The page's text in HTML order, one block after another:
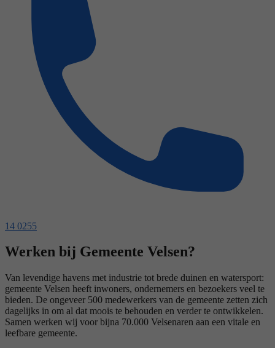
14 0255
Werken bij Gemeente Velsen?
Van levendige havens met industrie tot brede duinen en watersport:
gemeente Velsen heeft inwoners, ondernemers en bezoekers veel te
bieden. De ongeveer 500 medewerkers van de gemeente zetten zich
dagelijks in om al dat moois te behouden en verder te ontwikkelen.
Samen werken wij voor bijna 70.000 Velsenaren aan een vitale en
leefbare gemeente.